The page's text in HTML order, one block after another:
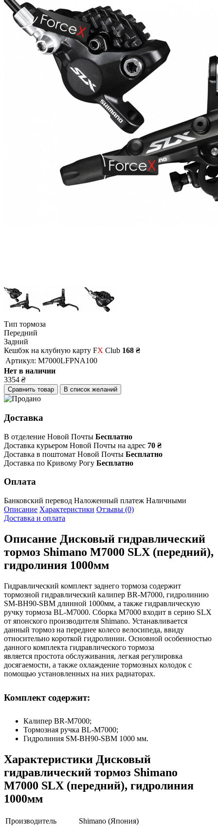
Тип тормоза
Передний
Задний
Кешбэк на клубную карту FX Club 168 ₴
Артикул: M7000LFPNA100
Нет в наличии
3354 ₴
Сравнить товар В список желаний
Доставка
В отделение Новой Почты Бесплатно
Доставка курьером Новой Почты на адрес 70 ₴
Доставка в поштомат Новой Почты Бесплатно
Доставка по Кривому Рогу Бесплатно
Оплата
Банковский перевод Наложенный платеж Наличными
Описание Характеристики Отзывы (0)
Доставка и оплата
Описание Дисковый гидравлический
тормоз Shimano M7000 SLX (передний),
гидролиния 1000мм
Гидравлический комплект заднего тормоза содержит
тормозной гидравлический калипер BR-M7000, гидролинию
SM-BH90-SBM длинной 1000мм, а также гидравлическую
ручку тормоза BL-M7000. Сборка M7000 входит в серию SLX
от японского производителя Shimano. Устанавливается
данный тормоз на переднее колесо велосипеда, ввиду
относительно короткой гидролинии. Основной особенностью
данного комплекта гидравлического тормоза
является простота обслуживания, легкая регулировка
досягаемости, а также охлаждение тормозных колодок с
помощью установленных на них радиаторах.
Комплект содержит:
Калипер BR-M7000;
Тормозная ручка BL-M7000;
Гидролиния SM-BH90-SBM 1000 мм.
Характеристики Дисковый
гидравлический тормоз Shimano
M7000 SLX (передний), гидролиния
1000мм
Производитель
Shimano (Япония)